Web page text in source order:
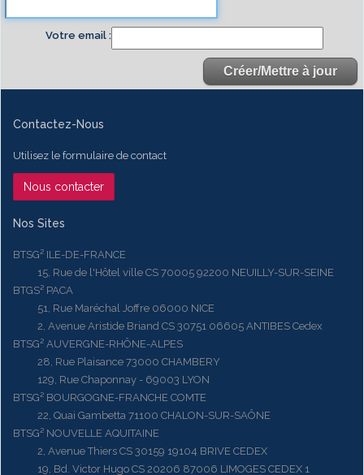
Votre email
Contactez-Nous
Utilisez le formulaire de contact
Nous contacter
Nos Sites
BTSG² ILE-DE-FRANCE
15, Rue de l'Hôtel ville CS 70005 92200 NEUILLY-SUR-SEINE
BTGS² PACA
51, Rue Maréchal Joffre 06000 NICE
2, Avenue Aristide Briand CS 30751 06605 ANTIBES Cedex
BTSG² AUVERGNE-RHÔNE-ALPES
28, Rue Plaisance 73000 CHAMBERY
129, Rue Chaponnay - 69003 LYON
BTSG² BOURGOGNE-FRANCHE COMTE
22, Quai Gambetta 71100 CHALON-SUR-SAÔNE
BTSG² NOUVELLE AQUITAINE
2, Avenue Thiers CS 30159 19104 BRIVE CEDEX
19, Bd. Victor Hugo CS 20206 87006 LIMOGES CEDEX 1